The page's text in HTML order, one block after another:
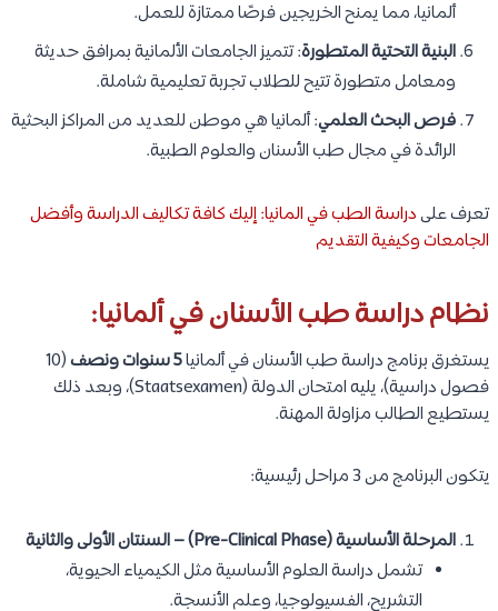
ألمانيا، مما يمنح الخريجين فرصًا ممتازة للعمل.
البنية التحتية المتطورة: تتميز الجامعات الألمانية بمرافق حديثة
ومعامل متطورة تتيح للطلاب تجربة تعليمية شاملة.
فرص البحث العلمي: ألمانيا هي موطن للعديد من المراكز البحثية
الرائدة في مجال طب الأسنان والعلوم الطبية.
تعرف علىدراسة الطب في المانيا: إليك كافة تكاليف الدراسة وأفضل
الجامعات وكيفية التقديم
نظام دراسة طب الأسنان في ألمانيا:
يستغرق برنامج دراسة طب الأسنان في ألمانيا5 سنوات ونصف
(10
فصول دراسية)، يليه امتحان الدولة (Staatsexamen)، وبعد ذلك
يستطيع الطالب مزاولة المهنة.
يتكون البرنامج من 3 مراحل رئيسية:
المرحلة الأساسية (Pre-Clinical Phase) – السنتان الأولى والثانية
تشمل دراسة العلوم الأساسية مثل الكيمياء الحيوية،
التشريح، الفسيولوجيا، وعلم الأنسجة.